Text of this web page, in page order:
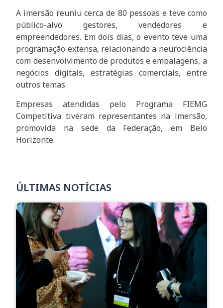
A imersão reuniu cerca de 80 pessoas e teve como
público-alvo gestores, vendedores e
empreendedores. Em dois dias, o evento teve uma
programação extensa, relacionando a neurociência
com desenvolvimento de produtos e embalagens, a
negócios digitais, estratégias comerciais, entre
outros temas.
Empresas atendidas pelo Programa FIEMG
Competitiva tiveram representantes na imersão,
promovida na sede da Federação, em Belo
Horizonte.
ÚLTIMAS NOTÍCIAS